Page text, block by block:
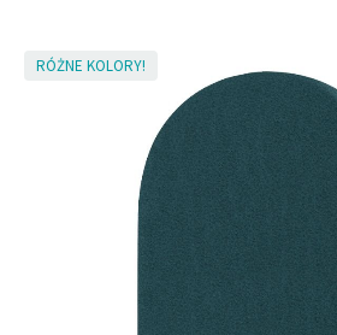
SkipRÓŻNE KOLORY!
Wolnostojące
Biurko
Panele ścienne